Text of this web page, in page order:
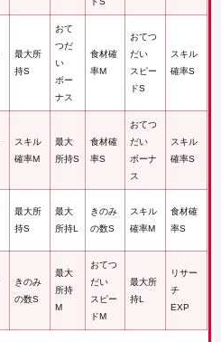
最大所
持S
おて
つだ
い
ボー
ナス
食材確
率M
おてつ
だい
スピー
ドS
スキル
確率S
スキル
確率M
最大
所持S
食材確
率S
おてつ
だい
ボーナ
ス
スキル
確率S
最大所
持S
最大
所持L
きのみ
の数S
スキル
確率M
食材確
率S
きのみ
の数S
最大
所持
M
おてつ
だい
スピー
ドM
最大所
持L
リサー
チ
EXP